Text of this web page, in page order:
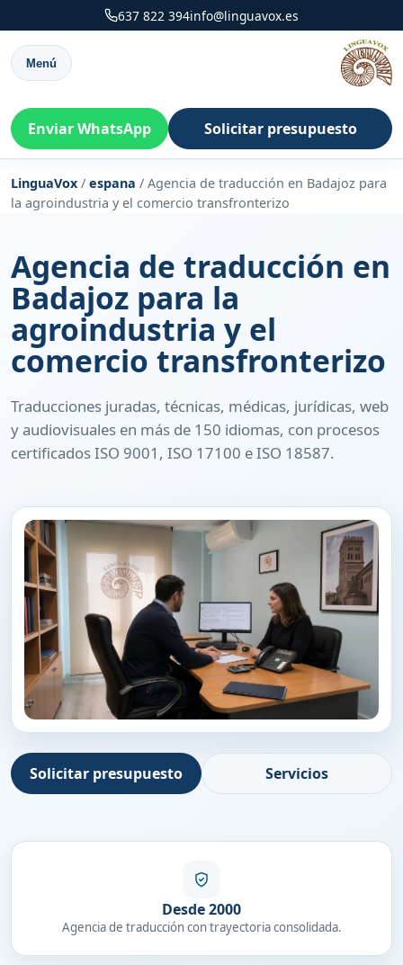
637 822 394info@linguavox.es
Menú
Enviar WhatsApp Solicitar presupuesto
LinguaVox / espana / Agencia de traducción en Badajoz para
la agroindustria y el comercio transfronterizo
Agencia de traducción en
Badajoz para la
agroindustria y el
comercio transfronterizo
Traducciones juradas, técnicas, médicas, jurídicas, web
y audiovisuales en más de 150 idiomas, con procesos
certificados ISO 9001, ISO 17100 e ISO 18587.
Solicitar presupuesto Servicios
Desde 2000
Agencia de traducción con trayectoria consolidada.